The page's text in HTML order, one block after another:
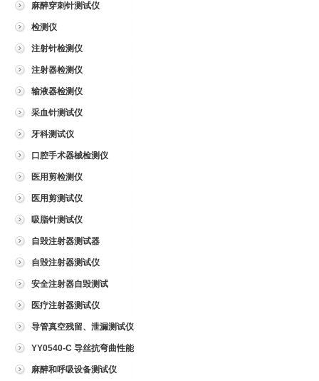
麻醉穿刺针测试仪
检测仪
注射针检测仪
注射器检测仪
输液器检测仪
采血针测试仪
牙科测试仪
口腔手术器械检测仪
医用剪检测仪
医用剪测试仪
吸脂针测试仪
自毁注射器测试器
自毁注射器测试仪
安全注射器自毁测试
医疗注射器测试仪
导管真空残留、泄漏测试仪
YY0540-C 导丝抗弯曲性能
测试仪麻醉和呼吸设备测试仪